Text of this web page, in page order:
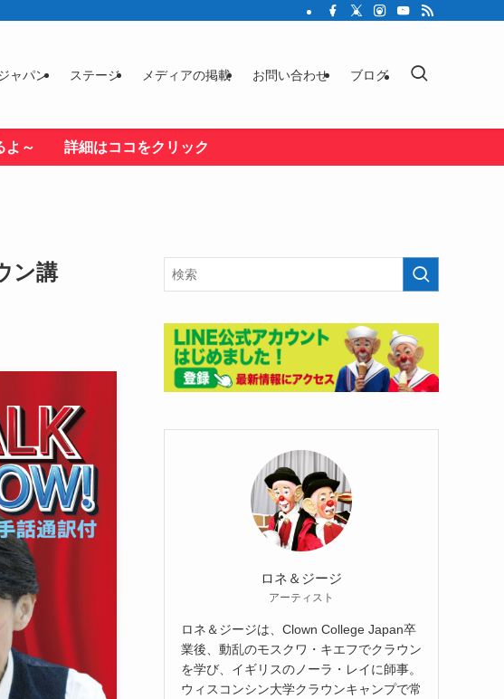
ャパン ステージ メディアの掲載 お問い合わせ ブログ
よ～ 詳細はココをクリック
ン講
ロネ＆ジージ
アーティスト
ロネ＆ジージは、Clown College Japan卒
業後、動乱のモスクワ・キエフでクラウン
を学び、イギリスのノーラ・レイに師事。
ウィスコンシン大学クラウンキャンプで常